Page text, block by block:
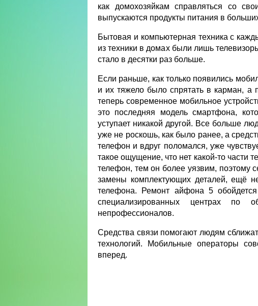
как домохозяйкам справляться со
выпускаются продукты питания в
Бытовая и компьютерная техника с
из техники в домах были лишь
стало в десятки раз больше.
Если раньше, как только появились
и их тяжело было спрятать в карман, а
теперь современное мобильное
это последняя модель смартфона,
уступает никакой другой. Все больше
уже не роскошь, как было ранее, а
телефон и вдруг поломался, уже
такое ощущение, что нет какой-то части
телефон, тем он более уязвим, поэтому
замены комплектующих деталей, ещё
телефона. Ремонт айфона 5
специализированных центрах
непрофессионалов.
Средства связи помогают людям
технологий. Мобильные операторы
вперед.